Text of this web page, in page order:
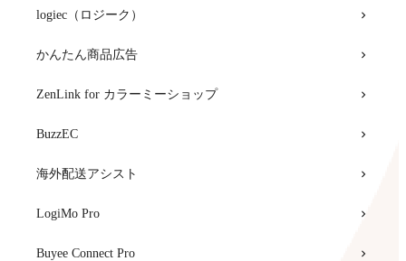
logiec（ロジーク）
かんたん商品広告
ZenLink for カラーミーショップ
BuzzEC
海外配送アシスト
LogiMo Pro
Buyee Connect Pro